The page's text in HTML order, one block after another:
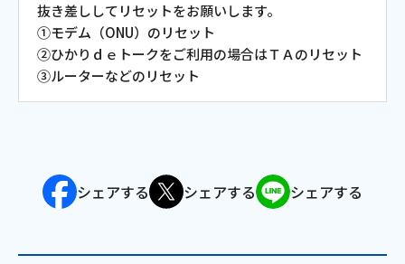
会社案内
お知らせ
放送基準
抜き差ししてリセットをお願いします。
①モデム（ONU）のリセット
②ひかりｄｅトークをご利用の場合はＴＡのリセット
③ルーターなどのリセット
シェアする シェアする シェアする